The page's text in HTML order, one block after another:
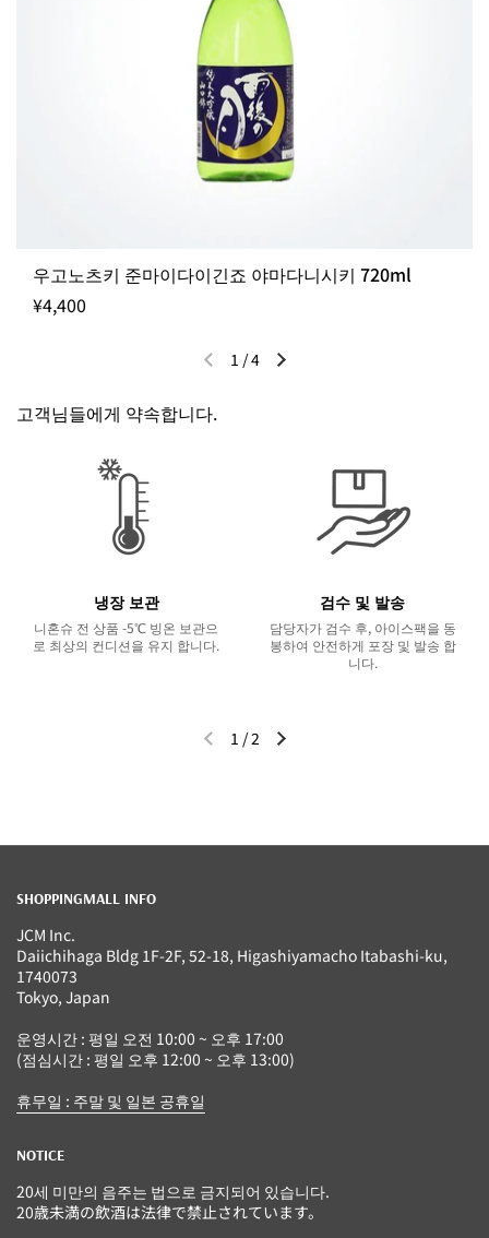
우고노츠키 준마이다이긴죠 야마다니시키 720ml
¥4,400
이전 슬라이드다음 슬라이드
1 /4
고객님들에게 약속합니다.
냉장 보관
니혼슈 전 상품 -5℃ 빙온 보관으
로 최상의 컨디션을 유지 합니다.
검수 및 발송
담당자가 검수 후, 아이스팩을 동
봉하여 안전하게 포장 및 발송 합
니다.
이전 슬라이드다음 슬라이드
1 /2
SHOPPINGMALL INFO
JCM Inc.
Daiichihaga Bldg 1F-2F, 52-18, Higashiyamacho Itabashi-ku,
1740073
Tokyo, Japan
운영시간 : 평일 오전 10:00 ~ 오후 17:00
(점심시간 : 평일 오후 12:00 ~ 오후 13:00)
휴무일 : 주말 및 일본 공휴일
NOTICE
20세 미만의 음주는 법으로 금지되어 있습니다.
20歳未満の飲酒は法律で禁止されています。